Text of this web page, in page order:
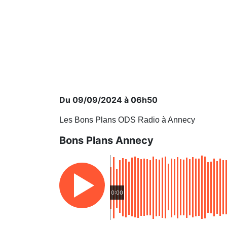
Du 09/09/2024 à 06h50
Les Bons Plans ODS Radio à Annecy
Bons Plans Annecy
0:00